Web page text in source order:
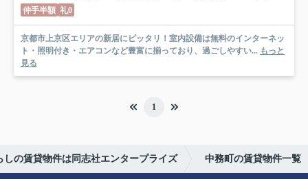
仲手半額 礼0
京都市上京区エリアの新居にピッタリ！室内設備は無料のインターネッ
ト・照明付き・エアコンなど豊富に揃っており、過ごしやすい... もっと
見る
1
の賃貸物件は同志社エンタープライズ 中務町の賃貸物件一覧